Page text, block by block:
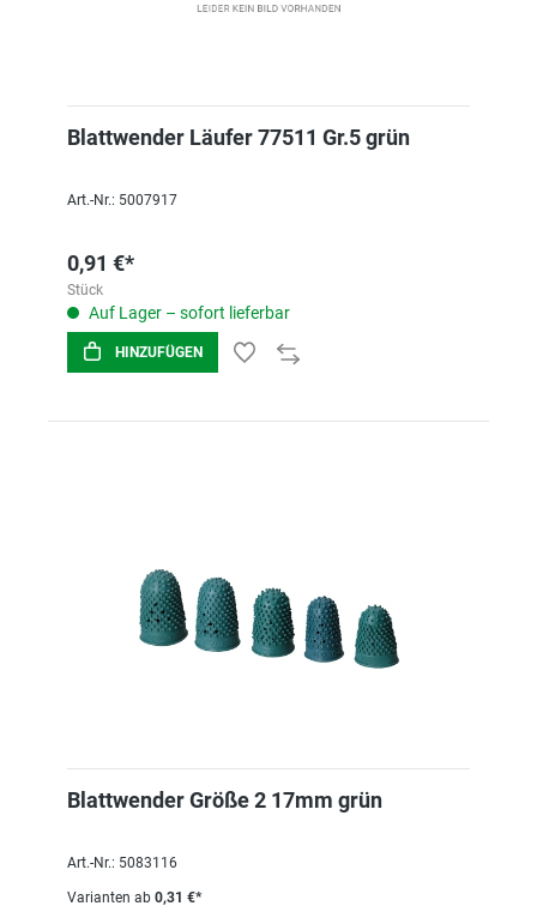
Blattwender Läufer 77511 Gr.5 grün
Art.-Nr.: 5007917
0,91 €*
Stück
Auf Lager – sofort lieferbar
HINZUFÜGEN
Blattwender Größe 2 17mm grün
Art.-Nr.: 5083116
Varianten ab 0,31 €*